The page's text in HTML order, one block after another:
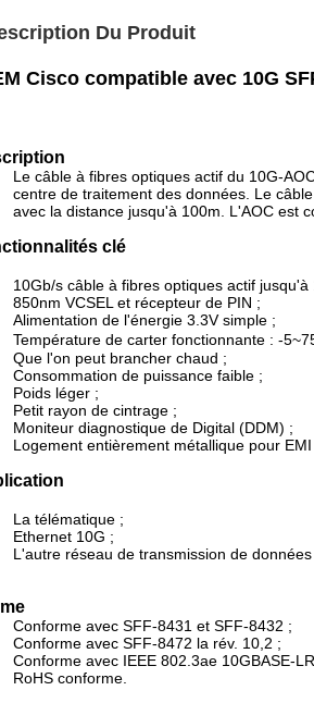
Du Produit
Cisco compatible avec 10G
Le câble à fibres optiques actif du 10G-
centre de traitement des données. Le
avec la distance jusqu'à 100m. L'AOC est
clé
10Gb/s câble à fibres optiques actif
850nm VCSEL et récepteur de PIN ;
Alimentation de l'énergie 3.3V simple ;
Température de carter fonctionnante : -
Que l'on peut brancher chaud ;
Consommation de puissance faible ;
Poids léger ;
Petit rayon de cintrage ;
Moniteur diagnostique de Digital (DDM) ;
Logement entièrement métallique pour
La télématique ;
Ethernet 10G ;
L'autre réseau de transmission de données
Conforme avec SFF-8431 et SFF-8432 ;
Conforme avec SFF-8472 la rév. 10,2 ;
Conforme avec IEEE 802.3ae 10GBASE-
RoHS conforme.